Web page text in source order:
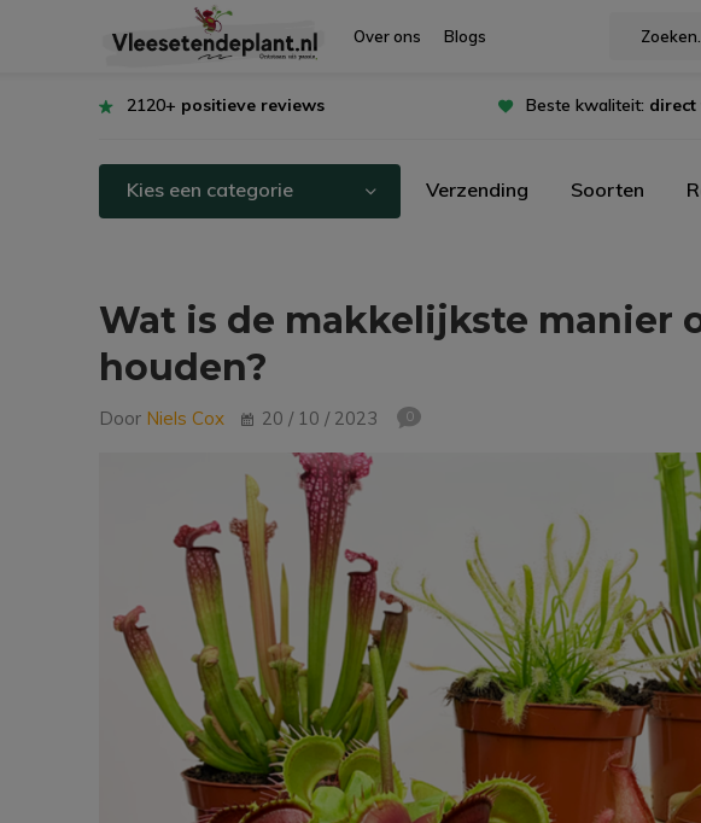
Over ons Blogs
2120+ positieve reviews Beste kwaliteit: direct
Kies een categorie Verzending Soorten
Wat is de makkelijkste manier
houden?
Door Niels Cox 20 / 10 / 2023 0